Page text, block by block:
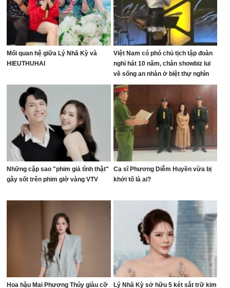
Mối quan hệ giữa Lý Nhã Kỳ và
HIEUTHUHAI
Việt Nam có phó chủ tịch tập đoàn
nghỉ hát 10 năm, chán showbiz lui
về sống an nhàn ở biệt thự nghìn
mét vuông
Những cặp sao "phim giả tình thật"
gây sốt trên phim giờ vàng VTV
Ca sĩ Phương Diễm Huyền vừa bị
khởi tố là ai?
Hoa hậu Mai Phương Thúy giàu cỡ Lý Nhã Kỳ sở hữu 5 két sắt trữ kim